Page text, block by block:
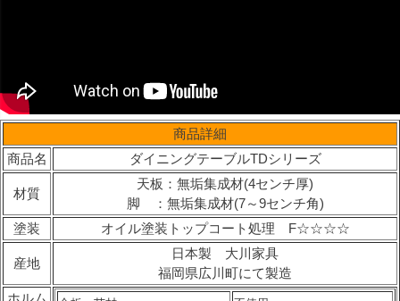
商品詳細
商品名
ダイニングテーブルTDシリーズ
材質
天板：無垢集成材(4センチ厚)
脚 ：無垢集成材(7～9センチ角)
塗装
オイル塗装トップコート処理 F☆☆☆☆
産地
日本製 大川家具
福岡県広川町にて製造